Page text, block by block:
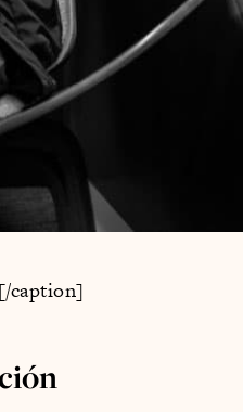
caption]